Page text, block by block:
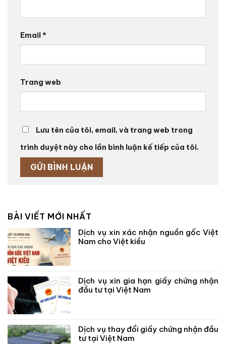
Email *
Trang web
Lưu tên của tôi, email, và trang web trong
trình duyệt này cho lần bình luận kế tiếp của tôi.
BÀI VIẾT MỚI NHẤT
Dịch vụ xin xác nhận nguồn gốc Việt
Nam cho Việt kiều
Dịch vụ xin gia hạn giấy chứng nhận
đầu tư tại Việt Nam
Dịch vụ thay đổi giấy chứng nhận đầu
tư tại Việt Nam